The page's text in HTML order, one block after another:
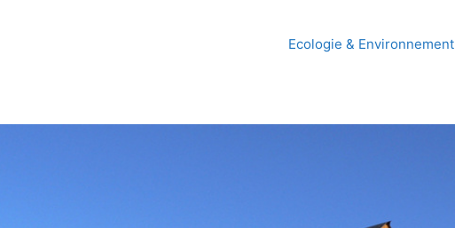
Ecologie & Environnement